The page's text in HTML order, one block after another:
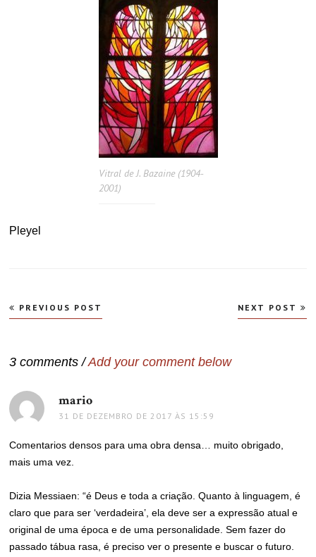
Vitral de J. Bazaine (1904-
2001)
Pleyel
Navegação
de
PREVIOUS POST NEXT POST
3 comments /Add your comment below
mario
31 DE DEZEMBRO DE 2017 ÀS 15:59
Comentarios densos para uma obra densa… muito obrigado,
mais uma vez.
Dizia Messiaen: “é Deus e toda a criação. Quanto à linguagem, é
claro que para ser ‘verdadeira’, ela deve ser a expressão atual e
original de uma época e de uma personalidade. Sem fazer do
passado tábua rasa, é preciso ver o presente e buscar o futuro.